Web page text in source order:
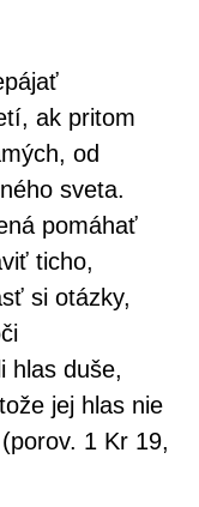
ak pritom
od
sveta.
pomáhať
ticho,
si otázky,
hlas duše,
jej hlas nie
1 Kr 19,